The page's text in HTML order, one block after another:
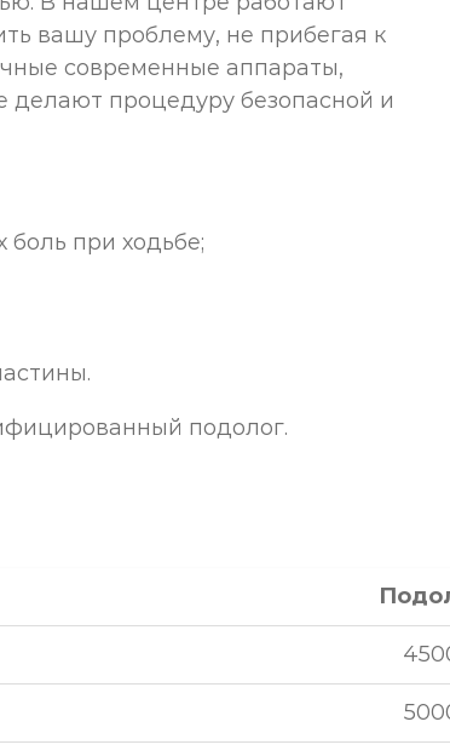
вашу проблему, не прибегая к
современные аппараты,
делают процедуру безопасной и
при ходьбе;
подолог.